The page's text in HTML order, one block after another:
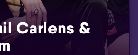
Carlens &